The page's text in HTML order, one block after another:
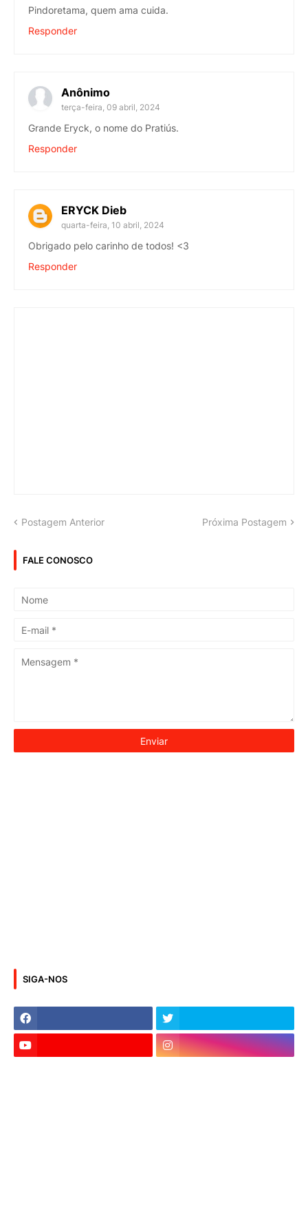
Pindoretama, quem ama cuida.
Responder
Anônimo
terça-feira, 09 abril, 2024
Grande Eryck, o nome do Pratiús.
Responder
ERYCK Dieb
quarta-feira, 10 abril, 2024
Obrigado pelo carinho de todos! <3
Responder
Postagem Anterior Próxima Postagem
FALE CONOSCO
SIGA-NOS